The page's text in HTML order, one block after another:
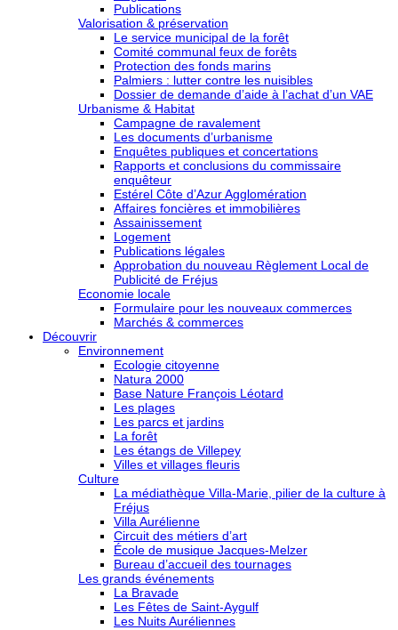
Publications
Valorisation & préservation
Le service municipal de la forêt
Comité communal feux de forêts
Protection des fonds marins
Palmiers : lutter contre les nuisibles
Dossier de demande d’aide à l’achat d’un VAE
Urbanisme & Habitat
Campagne de ravalement
Les documents d’urbanisme
Enquêtes publiques et concertations
Rapports et conclusions du commissaire
enquêteur
Estérel Côte d’Azur Agglomération
Affaires foncières et immobilières
Assainissement
Logement
Publications légales
Approbation du nouveau Règlement Local de
Publicité de Fréjus
Economie locale
Formulaire pour les nouveaux commerces
Marchés & commerces
Découvrir
Environnement
Ecologie citoyenne
Natura 2000
Base Nature François Léotard
Les plages
Les parcs et jardins
La forêt
Les étangs de Villepey
Villes et villages fleuris
Culture
La médiathèque Villa-Marie, pilier de la culture à
Fréjus
Villa Aurélienne
Circuit des métiers d’art
École de musique Jacques-Melzer
Bureau d’accueil des tournages
Les grands événements
La Bravade
Les Fêtes de Saint-Aygulf
Les Nuits Auréliennes